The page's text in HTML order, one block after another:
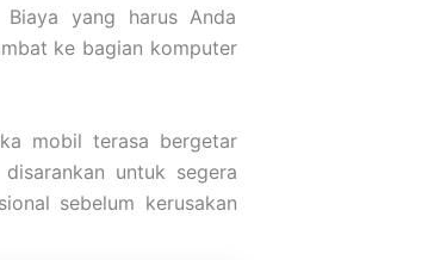
yang harus Anda
ke bagian komputer
mobil terasa bergetar
untuk segera
sebelum kerusakan